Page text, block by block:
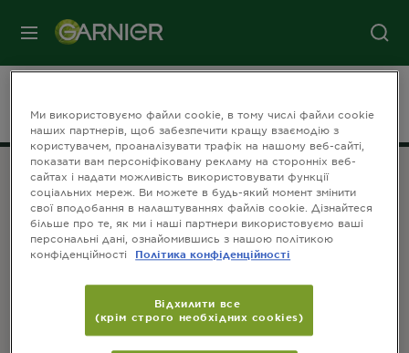
МЕНЮ
КОНТАКТИ
ПРИЄДНУЙТЕСЬ ДО НАС
Ми використовуємо файли cookie, в тому числі файли cookie
наших партнерів, щоб забезпечити кращу взаємодію з
користувачем, проаналізувати трафік на нашому веб-сайті,
показати вам персоніфіковану рекламу на сторонніх веб-
сайтах і надати можливість використовувати функції
соціальних мереж. Ви можете в будь-який момент змінити
свої вподобання в налаштуваннях файлів cookie. Дізнайтеся
більше про те, як ми і наші партнери використовуємо ваші
персональні дані, ознайомившись з нашою політикою
конфіденційності
Політика конфіденційності
Відхилити все
(крім строго необхідних cookies)